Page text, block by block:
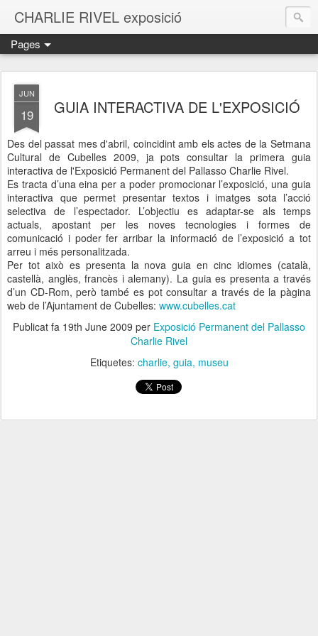
CHARLIE RIVEL exposició
Pages
JUN
19 GUIA INTERACTIVA DE L'EXPOSICIÓ
Des del passat mes d'abril, coincidint amb els actes de la Setmana
Cultural de Cubelles 2009, ja pots consultar la primera guia
interactiva de l'Exposició Permanent del Pallasso Charlie Rivel.
Es tracta d’una eina per a poder promocionar l’exposició, una guia
interactiva que permet presentar textos i imatges sota l’acció
selectiva de l’espectador. L’objectiu es adaptar-se als temps
actuals, apostant per les noves tecnologies i formes de
comunicació i poder fer arribar la informació de l’exposició a tot
arreu i més personalitzada.
Per tot això es presenta la nova guia en cinc idiomes (català,
castellà, anglès, francès i alemany). La guia es presenta a través
d’un CD-Rom, però també es pot consultar a través de la pàgina
web de l’Ajuntament de Cubelles: www.cubelles.cat
Publicat fa 19th June 2009 per Exposició Permanent del Pallasso
Charlie Rivel
Etiquetes: charlie guia museu